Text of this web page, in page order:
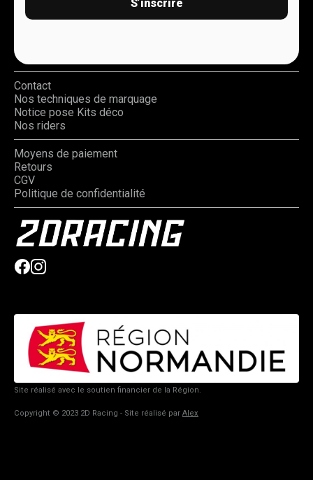
S’inscrire
Contact
Nos techniques de marquage
Notice pose Kits déco
Nos riders
Moyens de paiement
Retours
CGV
Politique de confidentialité
Site réalisé avec le soutien financier de la Région.
Copyright © 2023 2D Racing - Site réalisé par Alex